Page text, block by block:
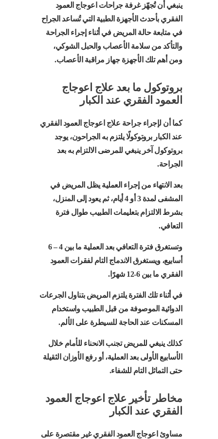
ينبغي أن تُجهّز غرفة جراحات اعوجاج العمود
الفقري بأحدث الأجهزة الطبية التي تُساعد الجراح
في متابعة حالة المريض في أثناء إجراء الجراحة
والتأكد من سلامة الأعصاب والحبل الشوكي،
ومن أهم تلك الأجهزة جهاز مراقبة الأعصاب.
بروتوكول ما بعد علاج اعوجاج
العمود الفقري عند الكبار
كما أن لإجراء جراحة علاج اعوجاج العمود الفقري
عند الكبار بروتوكولًا يلتزم به الجراحون، يوجد
بروتوكول آخر ينبغي للمرضى الالتزام به بعد
الجراحة.
بعد الانتهاء من إجراء العملية يظل المريض في
المشفى لمدة 3 أو 4 أيام، ثم يعود إلى المنزل،
بشرط الالتزام بتعليمات الطبيب طوال فترة
التعافي.
وتستغرق فترة التعافي بعد العملية ما بين 4 – 6
أسابيع، ويستغرق الاندماج التام لفقرات العمود
الفقري ما بين 6-12 شهرًا.
في أثناء تلك الفترة يلتزم المريض بتناول الجرعات
الدوائية الموصوفة من قبل الطبيب واستخدام
المسكنات عند الحاجة للسيطرة على الألم.
كذلك ينبغي للمريض تجنب الانحناء للأمام خلال
الأسابيع الأولى بعد العملية، أو رفع الأوزان الثقيلة
حتى التماثل التام للشفاء.
مخاطر تأخير علاج اعوجاج العمود
الفقري عند الكبار
مساوئ اعوجاج العمود الفقري غير مقتصرة على